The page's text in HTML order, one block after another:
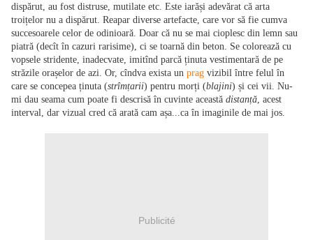
dispărut, au fost distruse, mutilate etc. Este iarăși adevărat că arta
troițelor nu a dispărut. Reapar diverse artefacte, care vor să fie cumva
succesoarele celor de odinioară. Doar că nu se mai cioplesc din lemn sau
piatră (decît în cazuri rarisime), ci se toarnă din beton. Se colorează cu
vopsele stridente, inadecvate, imitînd parcă ținuta vestimentară de pe
străzile orașelor de azi. Or, cîndva exista un prag vizibil între felul în
care se concepea ținuta (strîmțarii) pentru morți (blajini) și cei vii. Nu-
mi dau seama cum poate fi descrisă în cuvinte această distanță, acest
interval, dar vizual cred că arată cam așa...ca în imaginile de mai jos.
Publicité